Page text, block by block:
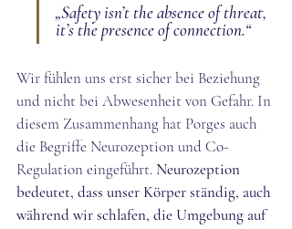
„Safety isn’t the absence of threat,
it’s the presence of connection.“
Wir fühlen uns erst sicher bei Beziehung
und nicht bei Abwesenheit von Gefahr. In
diesem Zusammenhang hat Porges auch
die Begriffe Neurozeption und Co-
Regulation eingeführt. Neurozeption
bedeutet, dass unser Körper ständig, auch
während wir schlafen, die Umgebung auf